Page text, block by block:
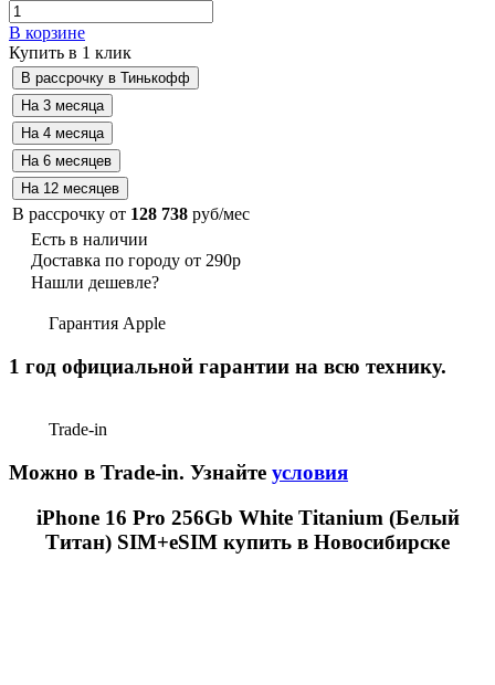
В корзине
Купить в 1 клик
В рассрочку от 128 738 руб/мес
Есть в наличии
Доставка по городу от 290р
Нашли дешевле?
Гарантия Apple
1 год официальной гарантии на всю технику.
Trade-in
Можно в Trade-in. Узнайте условия
iPhone 16 Pro 256Gb White Titanium (Белый
Титан) SIM+eSIM купить в Новосибирске